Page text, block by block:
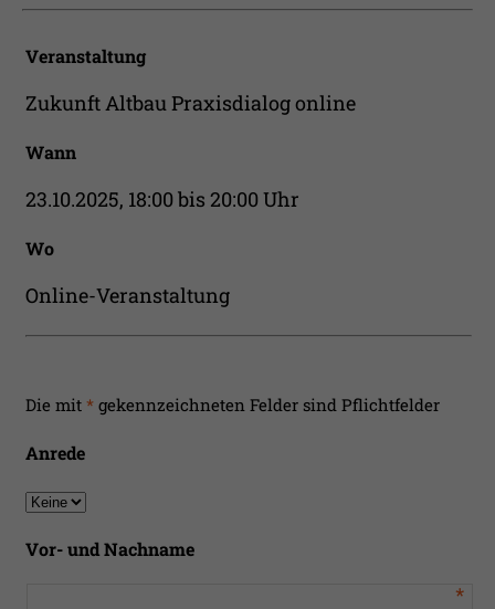
Veranstaltung
Zukunft Altbau Praxisdialog online
Wann
23.10.2025, 18:00 bis 20:00 Uhr
Wo
Online-Veranstaltung
Die mit * gekennzeichneten Felder sind Pflichtfelder
Anrede
Vor- und Nachname
*